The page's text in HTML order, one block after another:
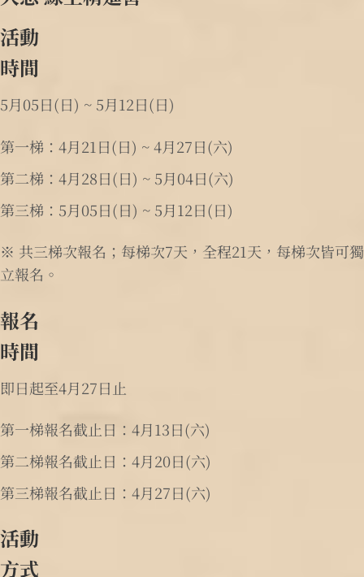
活動
時間
5月05日(日) ~ 5月12日(日)
第一梯：4月21日(日) ~ 4月27日(六)
第二梯：4月28日(日) ~ 5月04日(六)
第三梯：5月05日(日) ~ 5月12日(日)
※ 共三梯次報名；每梯次7天，全程21天，每梯次皆可獨
立報名。
報名
時間
即日起至4月27日止
第一梯報名截止日：4月13日(六)
第二梯報名截止日：4月20日(六)
第三梯報名截止日：4月27日(六)
活動
方式